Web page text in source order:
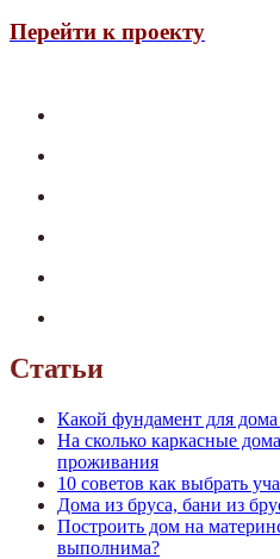
Перейти к проекту
Статьи
Какой фундамент для дома
На сколько каркасные
проживания
10 советов как выбрать
Дома из бруса, бани из
Построить дом на
выполнима?